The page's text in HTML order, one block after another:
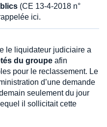
(CE 13-4-2018 n°
ici.
le liquidateur judiciaire a
du groupe afin
pour le reclassement. Le
d’une demande
seulement du jour
il sollicitait cette